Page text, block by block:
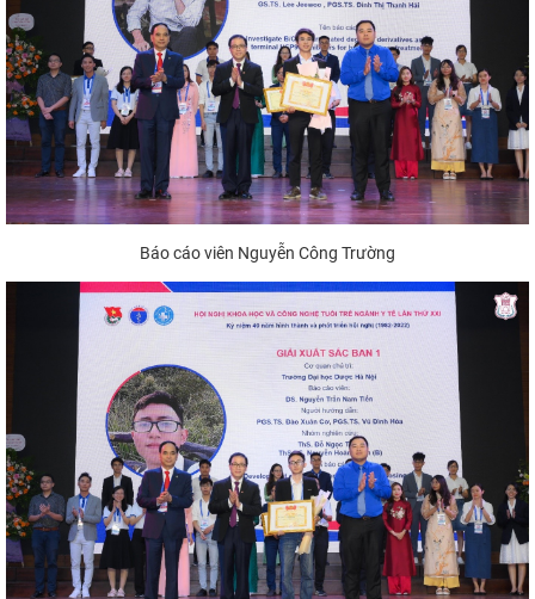
Báo cáo viên Nguyễn Công Trường